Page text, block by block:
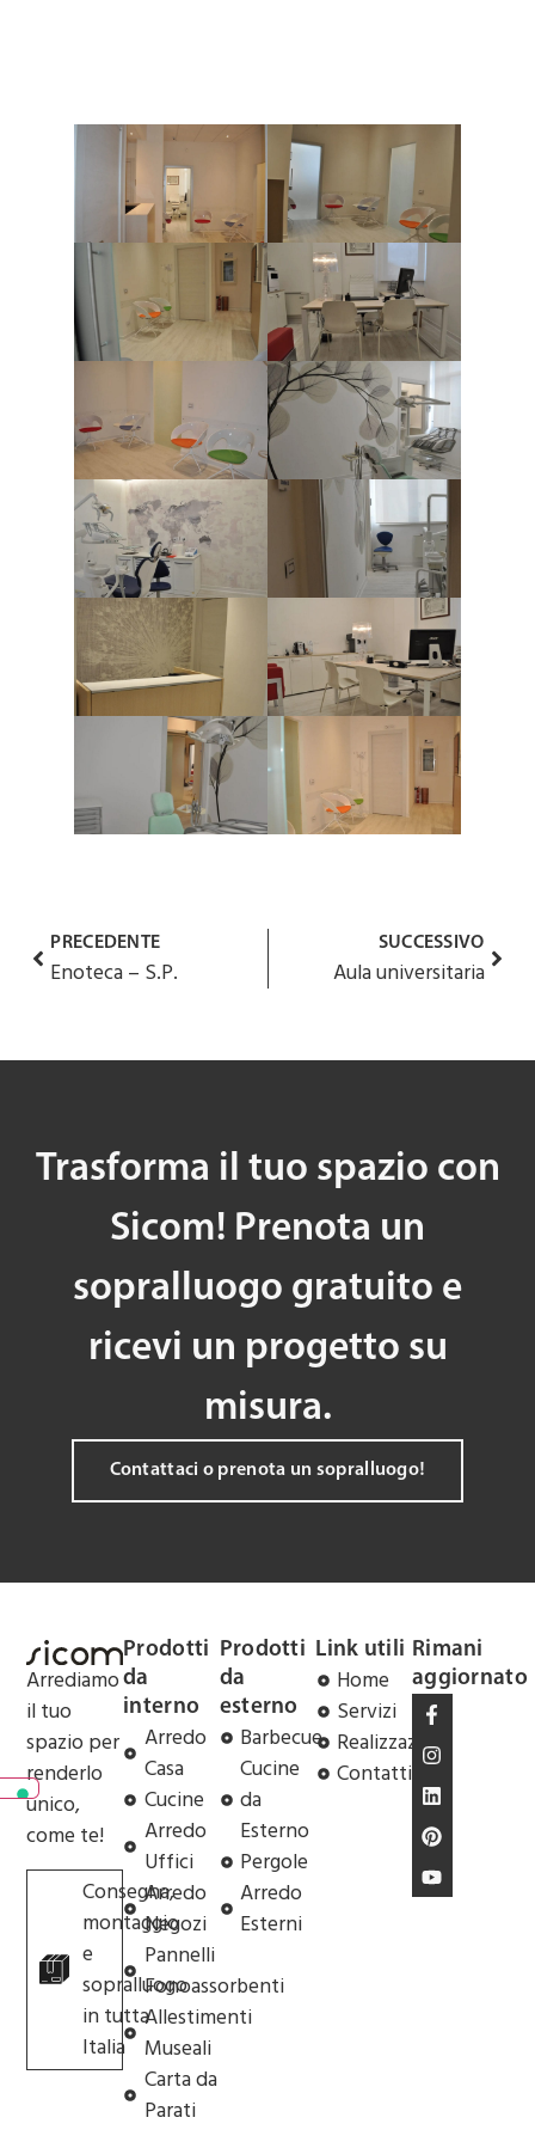
PRECEDENTE
Enoteca – S.P.
SUCCESSIVO
Aula universitaria
Trasforma il tuo spazio con
Sicom! Prenota un
sopralluogo gratuito e
ricevi un progetto su
misura.
Contattaci o prenota un sopralluogo!
Arrediamo
il tuo
spazio per
renderlo
unico,
come te!
Consegna,
montaggio
e
sopralluogo
in tutta
Italia
Prodotti
da
interno
Arredo
Casa
Cucine
Arredo
Uffici
Arredo
Negozi
Pannelli
Fonoassorbenti
Allestimenti
Museali
Carta da
Parati
Prodotti
da
esterno
Barbecue
Cucine
da
Esterno
Pergole
Arredo
Esterni
Link utili
Home
Servizi
Realizzazioni
Contatti
Rimani
aggiornato